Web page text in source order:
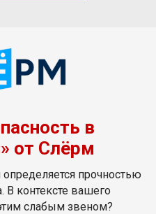
в
от Слёрм
прочностью
В контексте вашего
слабым звеном?